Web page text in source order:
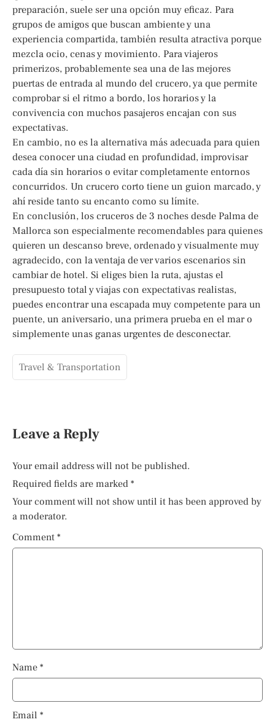
preparación, suele ser una opción muy eficaz. Para
grupos de amigos que buscan ambiente y una
experiencia compartida, también resulta atractiva porque
mezcla ocio, cenas y movimiento. Para viajeros
primerizos, probablemente sea una de las mejores
puertas de entrada al mundo del crucero, ya que permite
comprobar si el ritmo a bordo, los horarios y la
convivencia con muchos pasajeros encajan con sus
expectativas.
En cambio, no es la alternativa más adecuada para quien
desea conocer una ciudad en profundidad, improvisar
cada día sin horarios o evitar completamente entornos
concurridos. Un crucero corto tiene un guion marcado, y
ahí reside tanto su encanto como su límite.
En conclusión, los cruceros de 3 noches desde Palma de
Mallorca son especialmente recomendables para quienes
quieren un descanso breve, ordenado y visualmente muy
agradecido, con la ventaja de ver varios escenarios sin
cambiar de hotel. Si eliges bien la ruta, ajustas el
presupuesto total y viajas con expectativas realistas,
puedes encontrar una escapada muy competente para un
puente, un aniversario, una primera prueba en el mar o
simplemente unas ganas urgentes de desconectar.
Travel & Transportation
Leave a Reply
Your email address will not be published.
Required fields are marked *
Your comment will not show until it has been approved by
a moderator.
Comment *
Name *
Email *